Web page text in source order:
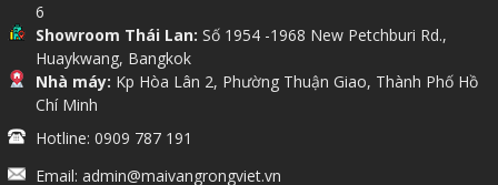
1.1. Phân loại đối tác
Áp dụng nguyên tắc Pareto (80/20) trong việc tặng quà là chiến
lược thông minh: Dành 80% ngân sách cho 20% đối tác quan trọng
nhất. Điều này đảm bảo ROI (tỷ suất hoàn vốn) cao nhất về mặt
quan hệ. Trong thuật đối ngoại, 'quý hồ tinh bất quý hồ đa' - việc
chia nhỏ ngân sách khiến tài khí bị phân tán, làm cho vật phẩm
thiếu đi sinh khí và không tạo được điểm tụ tài cần thiết để gây ấn
6
Showroom Thái Lan: Số 1954 -1968 New Petchburi Rd.,
Huaykwang, Bangkok
Nhà máy: Kp Hòa Lân 2, Phường Thuận Giao, Thành Phố Hồ
Chí Minh
Hotline: 0909 787 191
Email: admin@maivangrongviet.vn